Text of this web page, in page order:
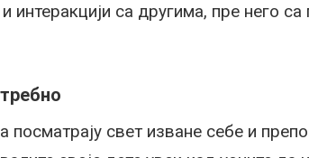
интеракцији са другима, пре него са
свет изване себе и